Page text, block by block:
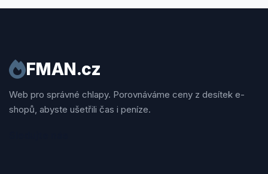
FMAN.cz
Web pro správné chlapy. Porovnáváme ceny z desítek e-
shopů, abyste ušetřili čas i peníze.